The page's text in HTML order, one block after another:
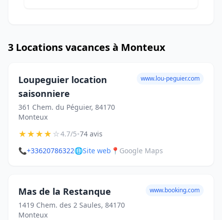
3 Locations vacances à Monteux
Loupeguier location
saisonniere
361 Chem. du Péguier, 84170
Monteux
www.lou-peguier.com
★★★★☆4.7/5•74 avis
📞+33620786322🌐Site web 📍 Google Maps
Mas de la Restanque
1419 Chem. des 2 Saules, 84170
Monteux
www.booking.com